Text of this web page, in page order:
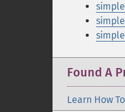
Found A
Learn How